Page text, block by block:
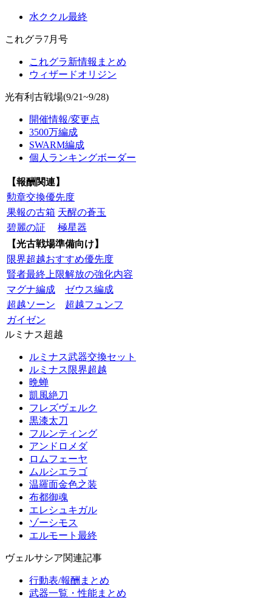
水ククル最終
これグラ7月号
これグラ新情報まとめ
ウィザードオリジン
光有利古戦場(9/21~9/28)
開催情報/変更点
3500万編成
SWARM編成
個人ランキングボーダー
【報酬関連】
勲章交換優先度
果報の古箱 天醒の蒼玉
碧麗の証
極星器
【光古戦場準備向け】
限界超越おすすめ優先度
賢者最終上限解放の強化内容
マグナ編成
ゼウス編成
超越ソーン
超越フュンフ
ガイゼン
ルミナス超越
ルミナス武器交換セット
ルミナス限界超越
晩蝉
凱風絶刀
フレズヴェルク
黒漆太刀
フルンティング
アンドロメダ
ロムフェーヤ
ムルシエラゴ
温羅面金色之装
布都御魂
エレシュキガル
ゾーシモス
エルモート最終
ヴェルサシア関連記事
行動表/報酬まとめ
武器一覧・性能まとめ